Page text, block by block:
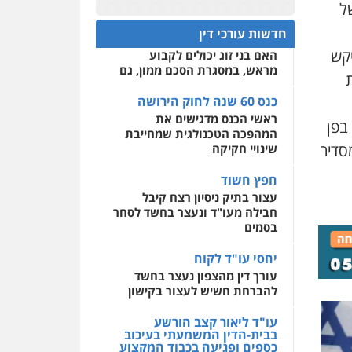
ביקש
פלילי פשיעה חמורה זכויות
אדם
0527448141
חליל ביאדי – משרד
עורכי דין
פלילי דיני תעבורה
וחקירות פשיעה חמורה
אסירים
עו"ד איהאב זבידאת
פלילי פשיעה חמורה ארגוני
0509930581
עו"ד יפעת שוורץ סיל
0523379525
0522508109
אחסון אתרים
מהירות הגנה גיבוי
לעורכי דין
מרכז התחלה חדשה
שירותים מקצועיים לעורכי
דין
0544500346
חדשות עורכי דין
המתח שבין חוק יחסי ממון
לבין חוק הירושה
האם בני זוג יכולים לקבוע
מראש, במסגרת הסכם ממון, גם
כנס 60 שנה לחוק הירושה
ראשי הכנס מדגישים את
המהפכה הטכנולגית שמחייבת
שינויי חקיקה
חפץ חשוד
עצור בתיק ניסיון רצח קיבל
חבילה מעו"ד ונעצר בחשד לסחר
בסמים
יחסי עו"ד לקוח
עורך דין מהצפון נעצר בחשד
להברחת חשיש לעצור בקישון
עו"ד ליאור קצב הורשע
בבית-הדין המשמעתי בעיכוב
כספים ופגיעה בכבוד המקצוע